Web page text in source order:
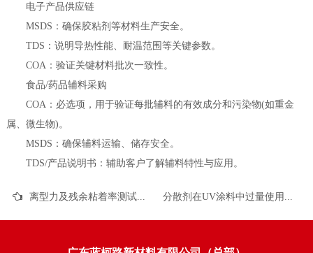
电子产品供应链
MSDS：确保胶粘剂等材料生产安全。
TDS：说明导热性能、耐温范围等关键参数。
COA：验证关键材料批次一致性。
食品/药品辅料采购
COA：必选项，用于验证每批辅料的有效成分和污染物(如重金
属、微生物)。
MSDS：确保辅料运输、储存安全。
TDS/产品说明书：辅助客户了解辅料特性与应用。